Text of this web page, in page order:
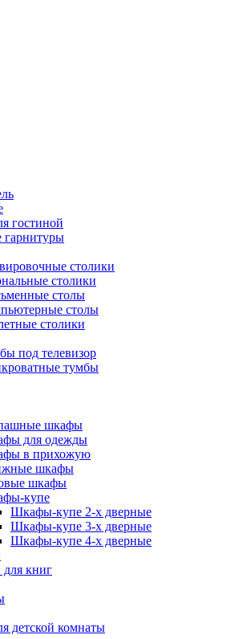
гостиной
гарнитуры
столики
столики
столы
столы
столики
под телевизор
тумбы
шкафы
для одежды
в прихожую
шкафы
шкафы
купе
Шкафы-купе 2-x дверные
Шкафы-купе 3-х дверные
Шкафы-купе 4-х дверные
книг
детской комнаты